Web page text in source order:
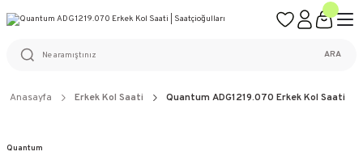
%100 ORİJİNAL ÜRÜN GARANTİSİ
ARA
Anasayfa Erkek Kol Saati Quantum ADG1219.070 Erkek Kol Saati
Quantum